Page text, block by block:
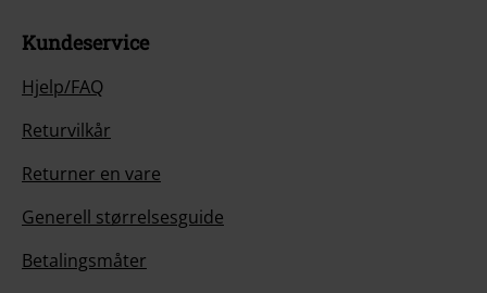
Kundeservice
Hjelp/FAQ
Returvilkår
Returner en vare
Generell størrelsesguide
Betalingsmåter